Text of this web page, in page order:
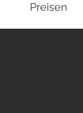
Preisen